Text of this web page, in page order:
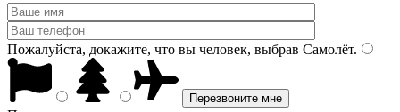
Пожалуйста, докажите, что вы человек, выбрав Самолёт.